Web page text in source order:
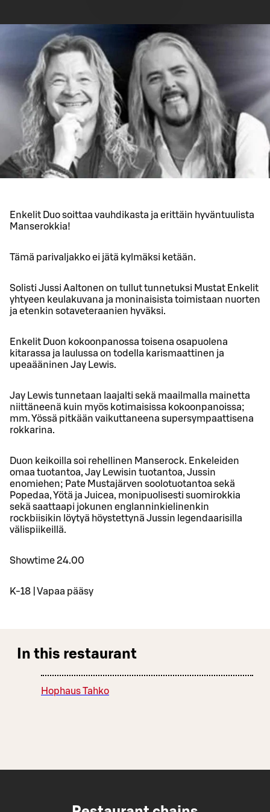
Enkelit Duo soittaa vauhdikasta ja erittäin hyväntuulista
Manserokkia!
Tämä parivaljakko ei jätä kylmäksi ketään.
Solisti Jussi Aaltonen on tullut tunnetuksi Mustat Enkelit
yhtyeen keulakuvana ja moninaisista toimistaan nuorten
ja etenkin sotaveteraanien hyväksi.
Enkelit Duon kokoonpanossa toisena osapuolena
kitarassa ja laulussa on todella karismaattinen ja
upeaääninen Jay Lewis.
Jay Lewis tunnetaan laajalti sekä maailmalla mainetta
niittäneenä kuin myös kotimaisissa kokoonpanoissa;
mm. Yössä pitkään vaikuttaneena supersympaattisena
rokkarina.
Duon keikoilla soi rehellinen Manserock. Enkeleiden
omaa tuotantoa, Jay Lewisin tuotantoa, Jussin
enomiehen; Pate Mustajärven soolotuotantoa sekä
Popedaa, Yötä ja Juicea, monipuolisesti suomirokkia
sekä saattaapi jokunen englanninkielinenkin
rockbiisikin löytyä höystettynä Jussin legendaarisilla
välispiikeillä.
Showtime 24.00
K-18 | Vapaa pääsy
In this restaurant
Hophaus Tahko